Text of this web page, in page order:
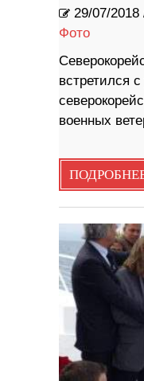
29/07/2018
Фото
встретился
военных